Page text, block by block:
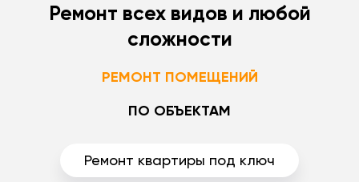
Ремонт всех видов и любой
сложности
РЕМОНТ ПОМЕЩЕНИЙ
ПО ОБЪЕКТАМ
Ремонт квартиры под ключ